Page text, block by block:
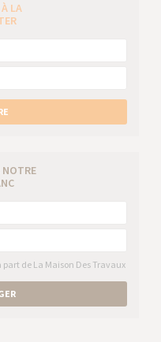
À LA
NOTRE
de La Maison Des Travaux